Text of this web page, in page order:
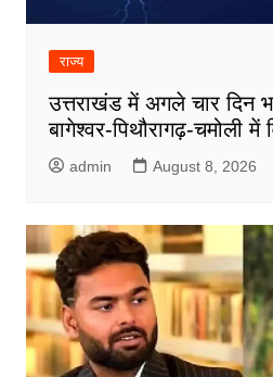
राज्य
उत्तराखंड में अगले चार दिन
बागेश्वर-पिथौरागढ़-चमोली में
admin August 8, 2026